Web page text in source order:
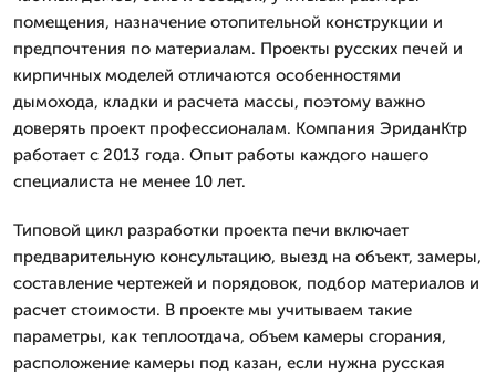
помещения, назначение отопительной конструкции и
предпочтения по материалам. Проекты русских печей и
кирпичных моделей отличаются особенностями
дымохода, кладки и расчета массы, поэтому важно
доверять проект профессионалам. Компания ЭриданКтр
работает с 2013 года. Опыт работы каждого нашего
специалиста не менее 10 лет.
Типовой цикл разработки проекта печи включает
предварительную консультацию, выезд на объект, замеры,
составление чертежей и порядовок, подбор материалов и
расчет стоимости. В проекте мы учитываем такие
параметры, как теплоотдача, объем камеры сгорания,
расположение камеры под казан, если нужна русская